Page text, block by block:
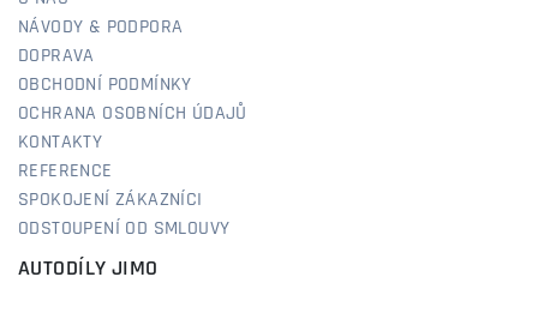
NÁVODY & PODPORA
DOPRAVA
OBCHODNÍ PODMÍNKY
OCHRANA OSOBNÍCH ÚDAJŮ
KONTAKTY
REFERENCE
SPOKOJENÍ ZÁKAZNÍCI
ODSTOUPENÍ OD SMLOUVY
AUTODÍLY JIMO